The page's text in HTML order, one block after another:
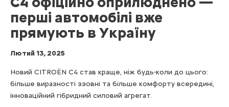
перші автомобілі вже
прямують в Україну
Лютий 13, 2025
Новий CITROЁN С4 став краще, ніж будь-коли до цього:
більше виразності ззовні та більше комфорту всередині,
інноваційний гібридний силовий агрегат.